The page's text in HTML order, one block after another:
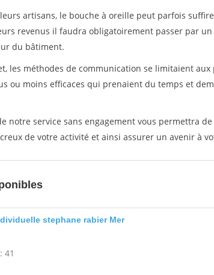
artisans, le bouche à oreille peut parfois
revenus il faudra obligatoirement passer par
du bâtiment.
les méthodes de communication se limitaient
ou moins efficaces qui prenaient du temps et
notre service sans engagement vous permettra
de votre activité et ainsi assurer un avenir à
stephane rabier Mer
41